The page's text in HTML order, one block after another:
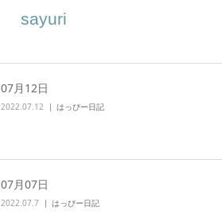
sayuri
07月12日
2022.07.12 はっぴー日記
07月07日
2022.07.7 はっぴー日記